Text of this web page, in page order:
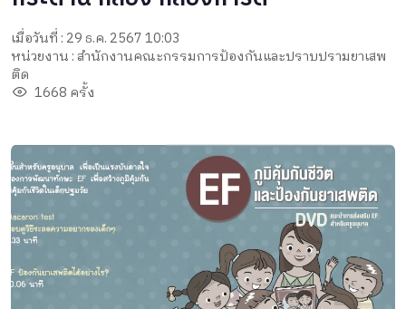
เมื่อวันที่ : 29 ธ.ค. 2567 10:03
หน่วยงาน : สำนักงานคณะกรรมการป้องกันและปราบปรามยาเสพ
ติด
1668 ครั้ง